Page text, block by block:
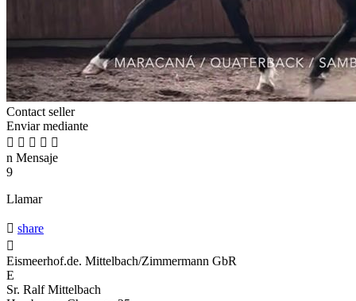
Contact seller
Enviar mediante
    
n Mensaje
9
Llamar
 share

Eismeerhof.de. Mittelbach/Zimmermann GbR
E
Sr. Ralf Mittelbach